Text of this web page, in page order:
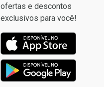
ofertas e descontos
exclusivos para você!